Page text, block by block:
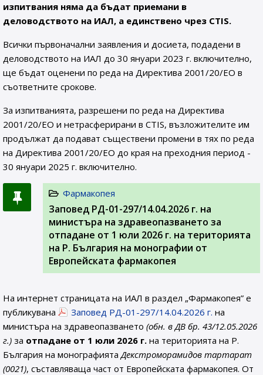
изпитвания няма да бъдат приемани в
деловодството на ИАЛ, а единствено чрез CTIS.
Всички първоначални заявления и досиета, подадени в
деловодството на ИАЛ до 30 януари 2023 г. включително,
ще бъдат оценени по реда на Директива 2001/20/ЕО в
съответните срокове.
За изпитванията, разрешени по реда на Директива
2001/20/ЕО и нетрасферирани в CTIS, възложителите им
продължат да подават съществени промени в тях по реда
на Директива 2001/20/ЕО до края на преходния период -
30 януари 2025 г. включително.
Фармакопея
Заповед РД-01-297/14.04.2026 г. на
министъра на здравеопазването за
отпадане от 1 юли 2026 г. на територията
на Р. България на монографии от
Европейската фармакопея
На интернет страницата на ИАЛ в раздел „Фармакопея” е
публикувана
Заповед РД-01-297/14.04.2026 г. на
министъра на здравеопазването (обн. в ДВ бр. 43/12.05.2026
г.) за отпадане от 1 юли 2026 г. на територията на Р.
България на монографиятаДекстроморамидов тартaрат
(0021), съставляваща част от Европейската фармакопея. От